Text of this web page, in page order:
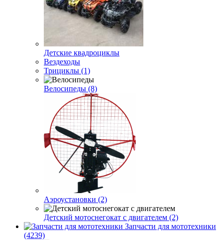
Детские квадроциклы
Вездеходы
Трициклы (1)
Велосипеды (8)
Аэроустановки (2)
Детский мотоснегокат с двигателем (2)
Запчасти для мототехники
(4239)